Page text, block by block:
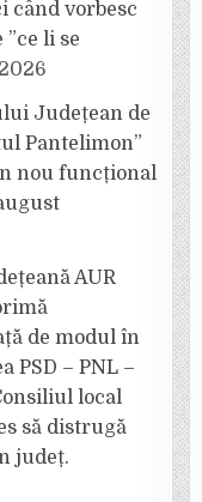
când vorbesc
li se
Județean de
Pantelimon”
nou funcțional
AUR
de modul în
PSD – PNL –
local
să distrugă
județ.